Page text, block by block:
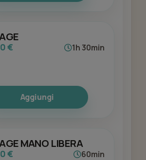
€ 1h 30min
Aggiungi
MANO LIBERA
€ 60min